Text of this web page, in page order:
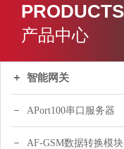
PRODUCTS
产品中心
智能网关
APort100串口服务器
AF-GSM数据转换模块